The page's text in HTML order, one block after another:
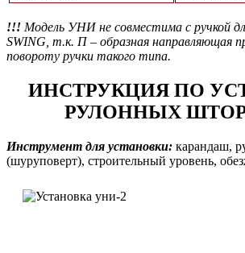
!!! Модель УНИ не совместима с ручкой
SWING, т.к. П – образная направляющая
повороту ручки такого типа.
ИНСТРУКЦИЯ ПО
РУЛОННЫХ
Инструмент для установки: карандаш,
(шуруповерт), строительный уровень,